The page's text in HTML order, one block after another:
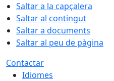
Saltar a la capçalera
Saltar al contingut
Saltar a documents
Saltar al peu de pàgina
Contactar
Idiomes